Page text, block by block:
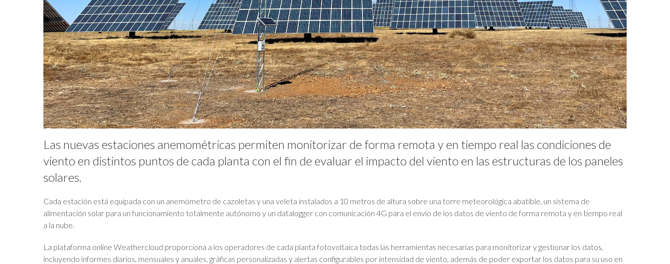
Las nuevas estaciones anemométricas permiten monitorizar de forma remota y en tiempo real las condiciones de
viento en distintos puntos de cada planta con el fin de evaluar el impacto del viento en las estructuras de los paneles
solares.
Cada estación está equipada con un anemómetro de cazoletas y una veleta instalados a 10 metros de altura sobre una torre meteorológica abatible, un sistema de
alimentación solar para un funcionamiento totalmente autónomo y un datalogger con comunicación 4G para el envío de los datos de viento de forma remota y en tiempo real
a la nube.
La plataforma online Weathercloud proporciona a los operadores de cada planta fotovoltaica todas las herramientas necesarias para monitorizar y gestionar los datos,
incluyendo informes diarios, mensuales y anuales, gráficas personalizadas y alertas configurables por intensidad de viento, además de poder exportar los datos para su uso en